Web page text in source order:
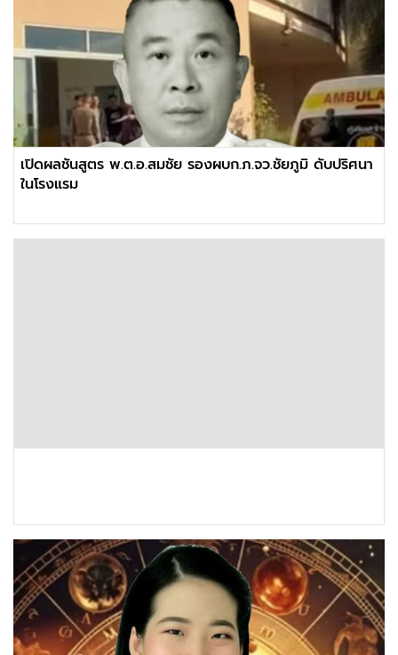
เปิดผลชันสูตร พ.ต.อ.สมชัย รองผบก.ภ.จว.ชัยภูมิ ดับปริศนา
ในโรงแรม